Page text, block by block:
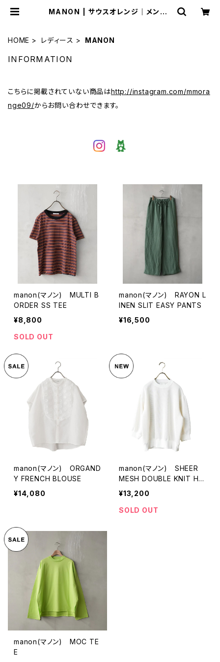
MANON | サウスオレンジ｜メンズ・
HOME レディース MANON
INFORMATION
こちらに掲載されていない商品はhttp://instagram.com/mmora
nge09/からお問い合わせできます。
manon(マノン) MULTI B
ORDER SS TEE
¥8,800
SOLD OUT
manon(マノン) RAYON L
INEN SLIT EASY PANTS
¥16,500
manon(マノン) ORGAND
Y FRENCH BLOUSE
¥14,080
manon(マノン) SHEER
MESH DOUBLE KNIT HA
LF SLEEVE TEE
¥13,200
SOLD OUT
manon(マノン) MOC TE
E